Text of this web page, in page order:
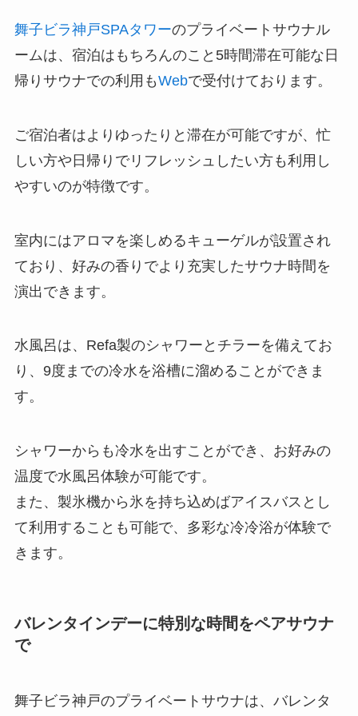
舞子ビラ神戸SPAタワーのプライベートサウナル
ームは、宿泊はもちろんのこと5時間滞在可能な日
帰りサウナでの利用もWebで受付けております。
ご宿泊者はよりゆったりと滞在が可能ですが、忙
しい方や日帰りでリフレッシュしたい方も利用し
やすいのが特徴です。
室内にはアロマを楽しめるキューゲルが設置され
ており、好みの香りでより充実したサウナ時間を
演出できます。
水風呂は、Refa製のシャワーとチラーを備えてお
り、9度までの冷水を浴槽に溜めることができま
す。
シャワーからも冷水を出すことができ、お好みの
温度で水風呂体験が可能です。
また、製氷機から氷を持ち込めばアイスバスとし
て利用することも可能で、多彩な冷冷浴が体験で
きます。
バレンタインデーに特別な時間をペアサウナ
で
舞子ビラ神戸のプライベートサウナは、バレンタ